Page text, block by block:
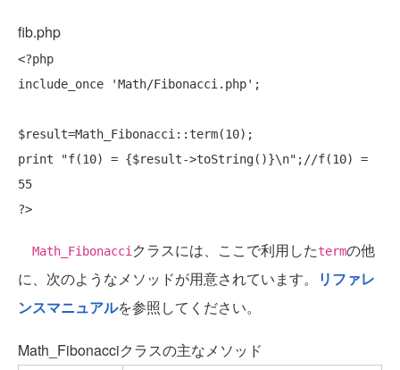
fib.php
include_once
'Math/Fibonacci.php' ;
print
"f(10) = {$result->toString()}\n" ; //f(10) =
55
Math_Fibonacci クラスには、ここで利用したtermの他
に、次のようなメソッドが用意されています。
リファレ
ンスマニュアルを参照してください。
Math_Fibonacciクラスの主なメソッド